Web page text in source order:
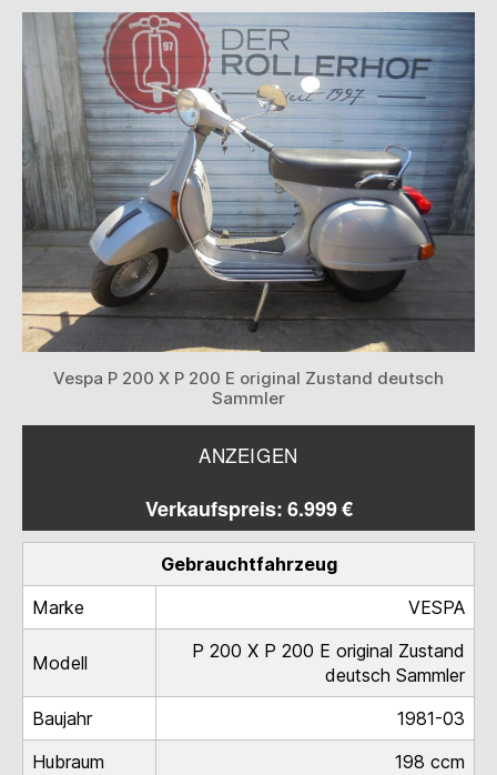
Vespa P 200 X P 200 E original Zustand deutsch
Sammler
ANZEIGEN
Verkaufspreis: 6.999 €
Gebrauchtfahrzeug
Marke
VESPA
Modell
P 200 X P 200 E original Zustand
deutsch Sammler
Baujahr
1981-03
Hubraum
198 ccm